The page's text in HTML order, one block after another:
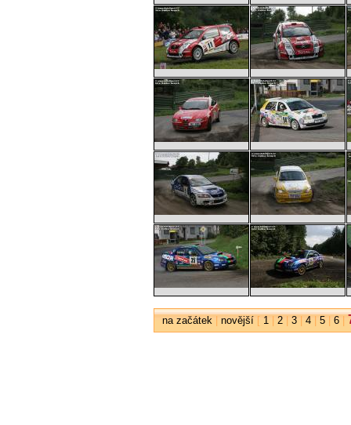
na začátek| novější[ 1| 2| 3| 4| 5| 6|